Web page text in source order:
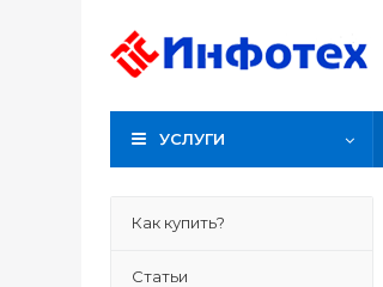
УСЛУГИ
Как купить?
Статьи